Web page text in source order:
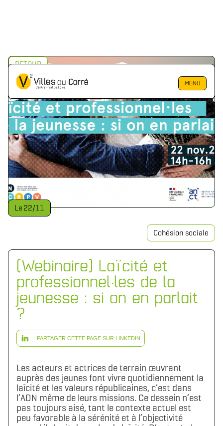
MENU
RETOUR
Le 22/11
Cohésion sociale
[Webinaire] Laïcité et
professionnel·les de la
jeunesse : si on en parlait
?
PARTAGER CETTE PAGE SUR LINKEDIN
Les acteurs et actrices de terrain œuvrant
auprès des jeunes font vivre quotidiennement la
laïcité et les valeurs républicaines, c’est dans
l’ADN même de leurs missions. Ce dessein n’est
pas toujours aisé, tant le contexte actuel est
peu favorable à la sérénité et à l’objectivité